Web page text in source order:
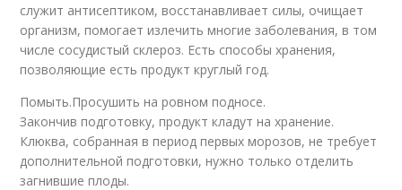
служит антисептиком, восстанавливает силы, очищает
организм, помогает излечить многие заболевания, в том
числе сосудистый склероз. Есть способы хранения,
позволяющие есть продукт круглый год.
Помыть.Просушить на ровном подносе.
Закончив подготовку, продукт кладут на хранение.
Клюква, собранная в период первых морозов, не требует
дополнительной подготовки, нужно только отделить
загнившие плоды.